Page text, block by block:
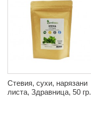
Стевия, сухи, нарязани
листа, Здравница, 50 гр.